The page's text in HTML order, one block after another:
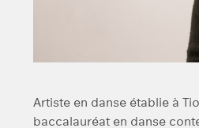
Artiste en danse établie à
baccalauréat en danse